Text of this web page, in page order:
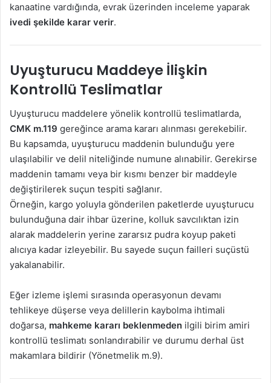
kanaatine vardığında, evrak üzerinden inceleme yaparak
ivedi şekilde karar verir.
Uyuşturucu Maddeye İlişkin
Kontrollü Teslimatlar
Uyuşturucu maddelere yönelik kontrollü teslimatlarda,
CMK m.119 gereğince arama kararı alınması gerekebilir.
Bu kapsamda, uyuşturucu maddenin bulunduğu yere
ulaşılabilir ve delil niteliğinde numune alınabilir. Gerekirse
maddenin tamamı veya bir kısmı benzer bir maddeyle
değiştirilerek suçun tespiti sağlanır.
Örneğin, kargo yoluyla gönderilen paketlerde uyuşturucu
bulunduğuna dair ihbar üzerine, kolluk savcılıktan izin
alarak maddelerin yerine zararsız pudra koyup paketi
alıcıya kadar izleyebilir. Bu sayede suçun failleri suçüstü
yakalanabilir.
Eğer izleme işlemi sırasında operasyonun devamı
tehlikeye düşerse veya delillerin kaybolma ihtimali
doğarsa, mahkeme kararı beklenmeden ilgili birim amiri
kontrollü teslimatı sonlandırabilir ve durumu derhal üst
makamlara bildirir (Yönetmelik m.9).